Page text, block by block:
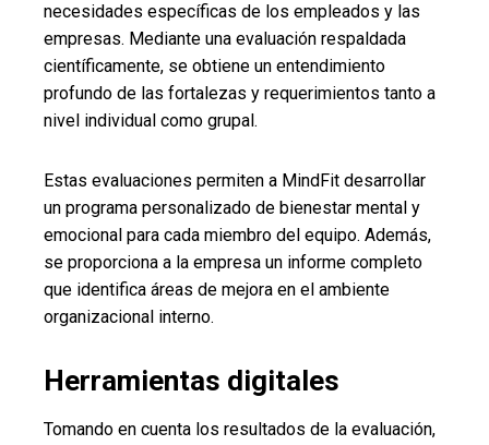
necesidades específicas de los empleados y las
empresas. Mediante una evaluación respaldada
científicamente, se obtiene un entendimiento
profundo de las fortalezas y requerimientos tanto a
nivel individual como grupal.
Estas evaluaciones permiten a MindFit desarrollar
un programa personalizado de bienestar mental y
emocional para cada miembro del equipo. Además,
se proporciona a la empresa un informe completo
que identifica áreas de mejora en el ambiente
organizacional interno.
Herramientas digitales
Tomando en cuenta los resultados de la evaluación,